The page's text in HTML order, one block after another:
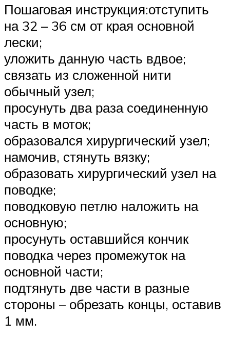
Пошаговая инструкция:отступить
на 32 – 36 см от края основной
лески;
уложить данную часть вдвое;
связать из сложенной нити
обычный узел;
просунуть два раза соединенную
часть в моток;
образовался хирургический узел;
намочив, стянуть вязку;
образовать хирургический узел на
поводке;
поводковую петлю наложить на
основную;
просунуть оставшийся кончик
поводка через промежуток на
основной части;
подтянуть две части в разные
стороны – обрезать концы, оставив
1 мм.